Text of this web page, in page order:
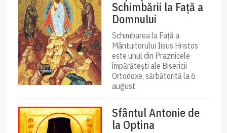
Schimbării la Față a
Domnului
Schimbarea la Față a
Mântuitorului Iisus Hristos
este unul din Praznicele
împărătești ale Bisericii
Ortodoxe, sărbătorită la 6
august.
Sfântul Antonie de
la Optina